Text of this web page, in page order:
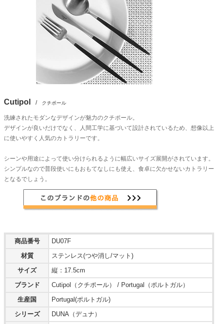
Cutipol / クチポール
洗練されたモダンなデザインが魅力のクチポール。
デザインが良いだけでなく、人間工学に基づいて設計されているため、想像以上
に使いやすく人気のカトラリーです。
シーンや用途によって使い分けられるように幅広いサイズ展開がされています。
シンプルなので普段使いにもおもてなしにも使え、食卓に欠かせないカトラリー
となるでしょう。
商品番号
DU07F
材質
ステンレス(つや消し/マット)
サイズ
縦：17.5cm
ブランド
Cutipol（クチポール） / Portugal（ポルトガル）
生産国
Portugal(ポルトガル)
シリーズ
DUNA（デュナ）